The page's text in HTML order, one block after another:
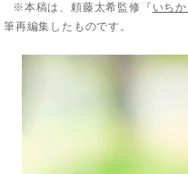
※本稿は、頼藤太希監修『 いち
筆再編集したものです。